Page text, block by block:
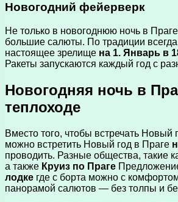
Новогодний фейерверк
Не только в новогоднюю ночь в
большие салюты. По традиции
настоящее зрелище на 1. Январь в
Ракеты запускаются каждый год с
Новогодняя ночь в
теплоходе
Вместо того, чтобы встречать Новый
можно встретить Новый год в Праге
проводить. Разные общества, такие
а также Круиз по Праге
лодке где с борта можно с
панорамой салютов — без толпы и